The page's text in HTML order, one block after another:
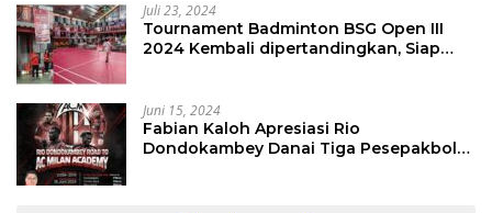
Juli 23, 2024
Tournament Badminton BSG Open III
2024 Kembali dipertandingkan, Siap
Juni 15, 2024
Fabian Kaloh Apresiasi Rio
Dondokambey Danai Tiga Pesepakbola